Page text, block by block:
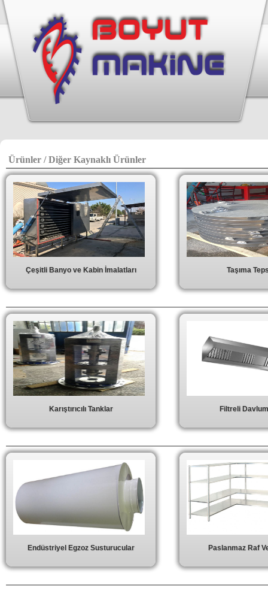
Ürünler / Diğer Kaynaklı Ürünler
Çeşitli Banyo ve Kabin İmalatları Taşıma
Karıştırıcılı Tanklar Filtreli
Endüstriyel Egzoz Susturucular Paslanmaz Raf